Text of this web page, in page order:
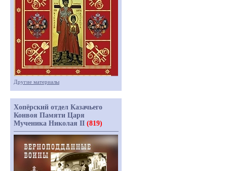
Другие материалы
Хопёрский отдел Казачьего
Конвоя Памяти Царя
Мученика Николая II (819)